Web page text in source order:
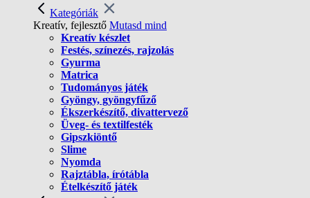
Kategóriák
Kreatív, fejlesztő Mutasd mind
Kreatív készlet
Festés, színezés, rajzolás
Gyurma
Matrica
Tudományos játék
Gyöngy, gyöngyfűző
Ékszerkészítő, divattervező
Üveg- és textilfesték
Gipszkiöntő
Slime
Nyomda
Rajztábla, írótábla
Ételkészítő játék